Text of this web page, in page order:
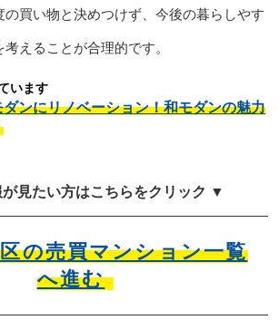
買い物と決めつけず、今後の暮らしやす
えることが合理的です。
います
ンにリノベーション！和モダンの魅力
見たい方はこちらをクリック ▼
の売買マンション一覧
へ進む